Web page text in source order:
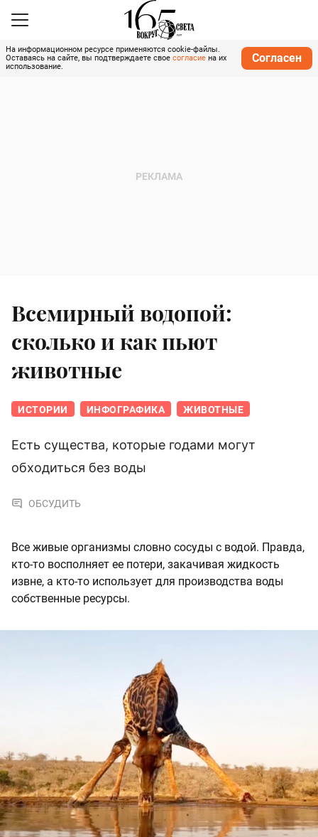
На информационном ресурсе применяются cookie-файлы.
Оставаясь на сайте, вы подтверждаете свое согласие на их
использование.
Согласен
Всемирный водопой:
сколько и как пьют
животные
ИСТОРИИ ИНФОГРАФИКА ЖИВОТНЫЕ
Есть существа, которые годами могут
обходиться без воды
ОБСУДИТЬ
Все живые организмы словно сосуды с водой. Правда,
кто-то восполняет ее потери, закачивая жидкость
извне, а кто-то использует для производства воды
собственные ресурсы.